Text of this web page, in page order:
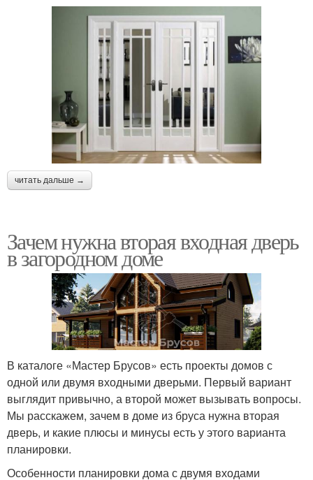
читать дальше →
Зачем нужна вторая входная дверь
в загородном доме
В каталоге «Мастер Брусов» есть проекты домов с
одной или двумя входными дверьми. Первый вариант
выглядит привычно, а второй может вызывать вопросы.
Мы расскажем, зачем в доме из бруса нужна вторая
дверь, и какие плюсы и минусы есть у этого варианта
планировки.
Особенности планировки дома с двумя входами